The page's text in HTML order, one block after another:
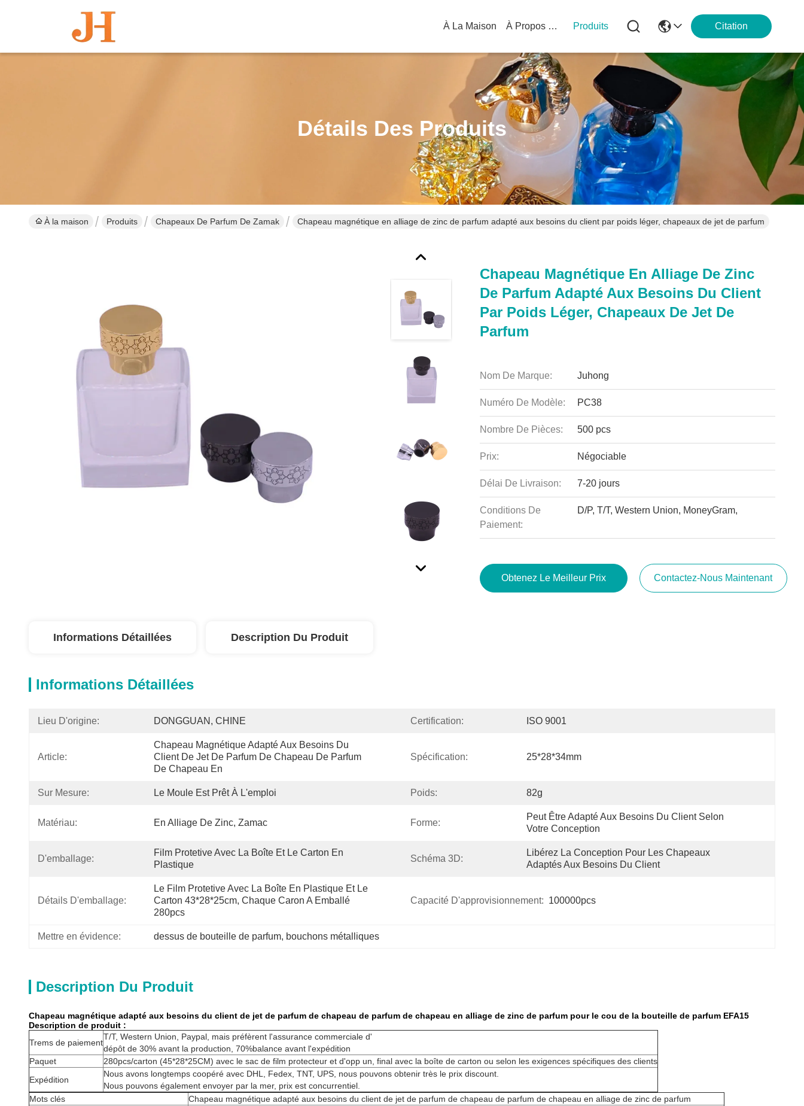
À La Maison À Propos De Nous Produits Citation
Détails Des Produits
À la maison Produits Chapeaux De Parfum De Zamak Chapeau magnétique en alliage de zinc de parfum adapté aux besoins du client par poids léger, chapeaux de jet de parfum
Chapeau Magnétique En Alliage De Zinc
De Parfum Adapté Aux Besoins Du Client
Par Poids Léger, Chapeaux De Jet De
Parfum
Nom De Marque: Juhong
Numéro De Modèle: PC38
Nombre De Pièces: 500 pcs
Prix: Négociable
Délai De Livraison: 7-20 jours
Conditions De
Paiement:
D/P, T/T, Western Union, MoneyGram,
Obtenez Le Meilleur Prix Contactez-Nous Maintenant
Informations Détaillées Description Du Produit
Informations Détaillées
Lieu D'origine: DONGGUAN, CHINE Certification: ISO 9001
Article:
Chapeau Magnétique Adapté Aux Besoins Du
Client De Jet De Parfum De Chapeau De Parfum
De Chapeau En
Spécification: 25*28*34mm
Sur Mesure: Le Moule Est Prêt À L'emploi Poids: 82g
Matériau: En Alliage De Zinc, Zamac Forme:
Peut Être Adapté Aux Besoins Du Client Selon
Votre Conception
D'emballage:
Film Protetive Avec La Boîte Et Le Carton En
Plastique
Schéma 3D:
Libérez La Conception Pour Les Chapeaux
Adaptés Aux Besoins Du Client
Détails D'emballage:
Le Film Protetive Avec La Boîte En Plastique Et Le
Carton 43*28*25cm, Chaque Caron A Emballé
280pcs
Capacité D'approvisionnement: 100000pcs
Mettre en évidence: dessus de bouteille de parfum, bouchons métalliques
Description Du Produit
Chapeau magnétique adapté aux besoins du client de jet de parfum de chapeau de parfum de chapeau en alliage de zinc de parfum pour le cou de la bouteille de parfum EFA15
Description de produit :
Trems de paiement
T/T, Western Union, Paypal, mais préfèrent l'assurance commerciale d'
dépôt de 30% avant la production, 70%balance avant l'expédition
Paquet
280pcs/carton (45*28*25CM) avec le sac de film protecteur et d'opp un, final avec la boîte de carton ou selon les exigences spécifiques des clients
Expédition
Nous avons longtemps coopéré avec DHL, Fedex, TNT, UPS, nous pouvons obtenir très le prix discount.
Nous pouvons également envoyer par la mer, prix est concurrentiel.
Mots clés
Chapeau magnétique adapté aux besoins du client de jet de parfum de chapeau de parfum de chapeau en alliage de zinc de parfum